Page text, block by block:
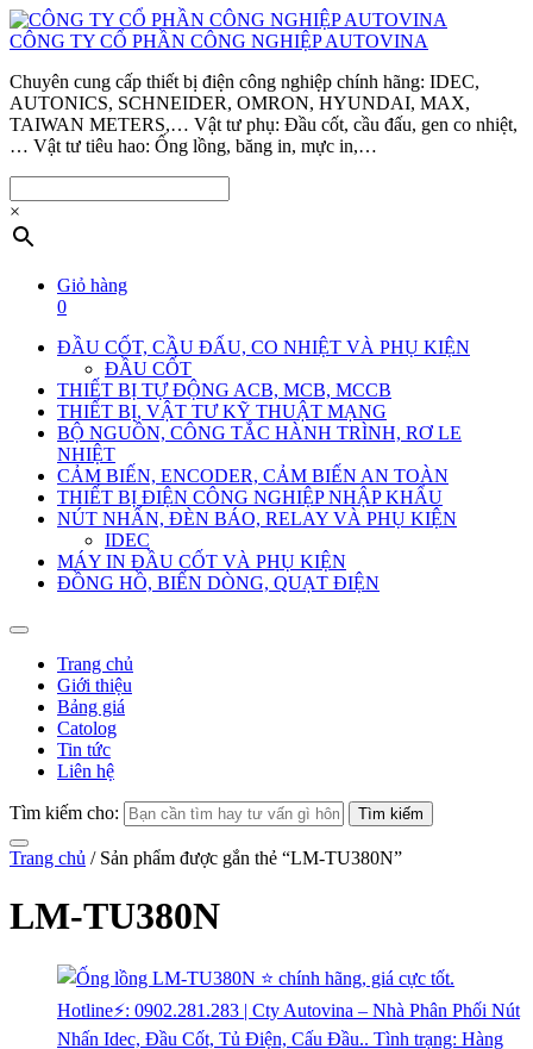
CÔNG TY CỔ PHẦN CÔNG NGHIỆP AUTOVINA
Chuyên cung cấp thiết bị điện công nghiệp chính hãng: IDEC,
AUTONICS, SCHNEIDER, OMRON, HYUNDAI, MAX,
TAIWAN METERS,… Vật tư phụ: Đầu cốt, cầu đấu, gen co nhiệt,
… Vật tư tiêu hao: Ống lồng, băng in, mực in,…
×
Giỏ hàng
0
ĐẦU CỐT, CẦU ĐẤU, CO NHIỆT VÀ PHỤ KIỆN
ĐẦU CỐT
THIẾT BỊ TỰ ĐỘNG ACB, MCB, MCCB
THIẾT BỊ, VẬT TƯ KỸ THUẬT MẠNG
BỘ NGUỒN, CÔNG TẮC HÀNH TRÌNH, RƠ LE
NHIỆT
CẢM BIẾN, ENCODER, CẢM BIẾN AN TOÀN
THIẾT BỊ ĐIỆN CÔNG NGHIỆP NHẬP KHẨU
NÚT NHẤN, ĐÈN BÁO, RELAY VÀ PHỤ KIỆN
IDEC
MÁY IN ĐẦU CỐT VÀ PHỤ KIỆN
ĐỒNG HỒ, BIẾN DÒNG, QUẠT ĐIỆN
Trang chủ
Giới thiệu
Bảng giá
Catolog
Tin tức
Liên hệ
Tìm kiếm cho:
Trang chủ / Sản phẩm được gắn thẻ “LM-TU380N”
LM-TU380N